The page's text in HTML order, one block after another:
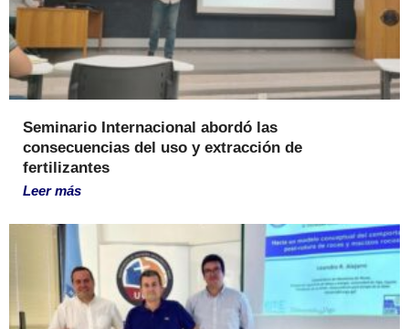
Seminario Internacional abordó las
consecuencias del uso y extracción de
fertilizantes
Leer más